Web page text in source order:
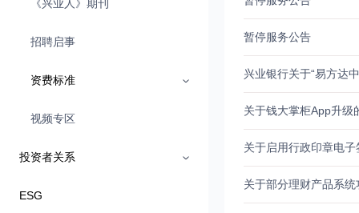
《兴业人》期刊
招聘启事
资费标准
视频专区
投资者关系
ESG
暂停服务公告
兴业银行关于“易方达
关于钱大掌柜App升级
关于启用行政印章电
关于部分理财产品系